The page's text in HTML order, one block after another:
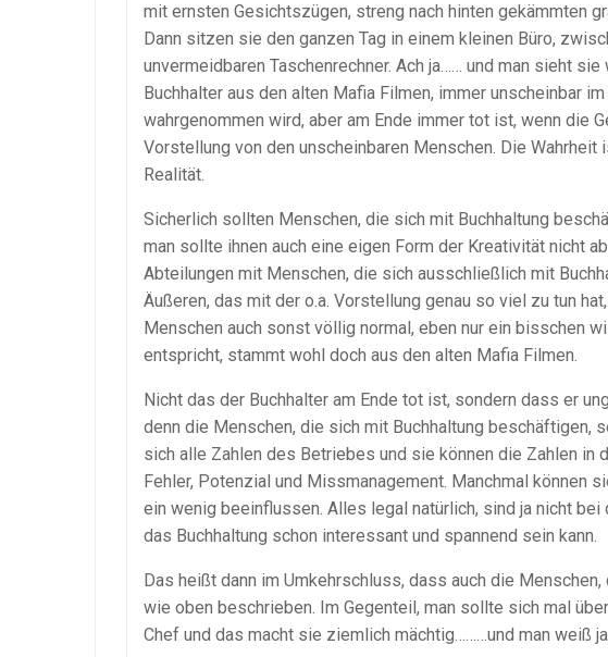
mit ernsten Gesichtszügen, streng nach hinten gekämmten
Dann sitzen sie den ganzen Tag in einem kleinen Büro,
unvermeidbaren Taschenrechner. Ach ja…… und man sieht
Buchhalter aus den alten Mafia Filmen, immer unscheinbar
wahrgenommen wird, aber am Ende immer tot ist, wenn die
Vorstellung von den unscheinbaren Menschen. Die
Realität.
Sicherlich sollten Menschen, die sich mit Buchhaltung
man sollte ihnen auch eine eigen Form der Kreativität nicht
Abteilungen mit Menschen, die sich ausschließlich mit
Äußeren, das mit der o.a. Vorstellung genau so viel zu tun
Menschen auch sonst völlig normal, eben nur ein bisschen
entspricht, stammt wohl doch aus den alten Mafia Filmen.
Nicht das der Buchhalter am Ende tot ist, sondern dass er
denn die Menschen, die sich mit Buchhaltung beschäftigen,
sich alle Zahlen des Betriebes und sie können die Zahlen in
Fehler, Potenzial und Missmanagement. Manchmal können
ein wenig beeinflussen. Alles legal natürlich, sind ja nicht
das Buchhaltung schon interessant und spannend sein kann.
Das heißt dann im Umkehrschluss, dass auch die
wie oben beschrieben. Im Gegenteil, man sollte sich mal
Chef und das macht sie ziemlich mächtig………und man weiß